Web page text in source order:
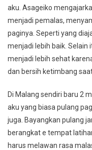
aku. Asageiko
menjadi pemalas,
paginya. Seperti yang
menjadi lebih baik. Selain
menjadi lebih sehat
dan bersih ketimbang
Di Malang sendiri baru 2
aku yang biasa pulang
juga. Bayangkan pulang
berangkat e tempat
harus melawan rasa